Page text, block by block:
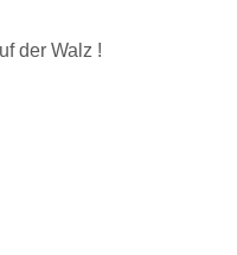
der Walz !